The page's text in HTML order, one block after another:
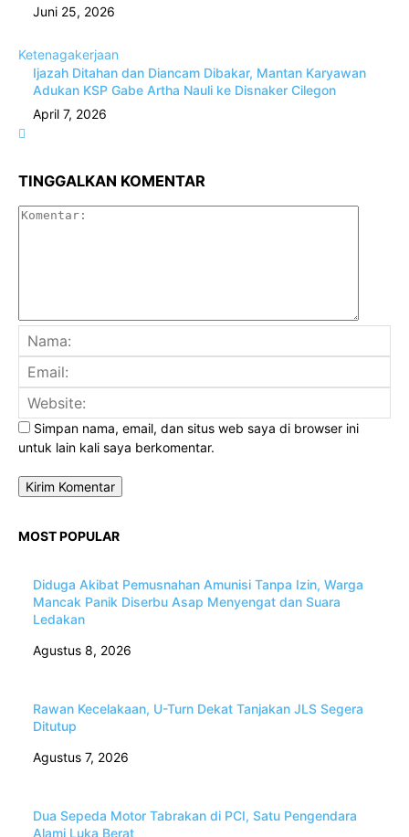
Juni 25, 2026
Ketenagakerjaan
Ijazah Ditahan dan Diancam Dibakar, Mantan Karyawan
Adukan KSP Gabe Artha Nauli ke Disnaker Cilegon
April 7, 2026
TINGGALKAN KOMENTAR
Simpan nama, email, dan situs web saya di browser ini
untuk lain kali saya berkomentar.
MOST POPULAR
Diduga Akibat Pemusnahan Amunisi Tanpa Izin, Warga
Mancak Panik Diserbu Asap Menyengat dan Suara
Ledakan
Agustus 8, 2026
Rawan Kecelakaan, U-Turn Dekat Tanjakan JLS Segera
Ditutup
Agustus 7, 2026
Dua Sepeda Motor Tabrakan di PCI, Satu Pengendara
Alami Luka Berat